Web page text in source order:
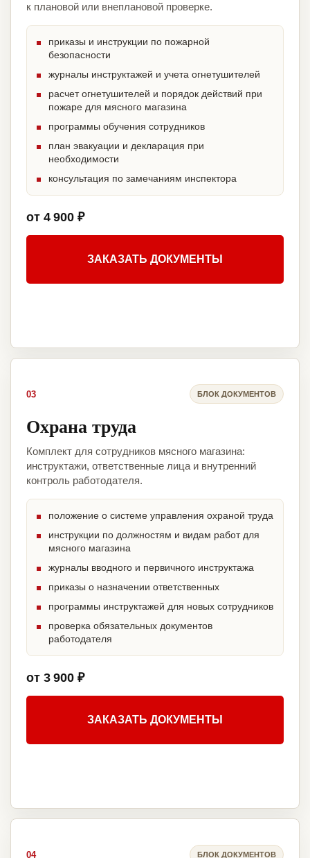
к плановой или внеплановой проверке.
приказы и инструкции по пожарной
безопасности
журналы инструктажей и учета огнетушителей
расчет огнетушителей и порядок действий при
пожаре для мясного магазина
программы обучения сотрудников
план эвакуации и декларация при
необходимости
консультация по замечаниям инспектора
от 4 900 ₽
ЗАКАЗАТЬ ДОКУМЕНТЫ
03 БЛОК ДОКУМЕНТОВ
Охрана труда
Комплект для сотрудников мясного магазина:
инструктажи, ответственные лица и внутренний
контроль работодателя.
положение о системе управления охраной труда
инструкции по должностям и видам работ для
мясного магазина
журналы вводного и первичного инструктажа
приказы о назначении ответственных
программы инструктажей для новых сотрудников
проверка обязательных документов
работодателя
от 3 900 ₽
ЗАКАЗАТЬ ДОКУМЕНТЫ
04 БЛОК ДОКУМЕНТОВ